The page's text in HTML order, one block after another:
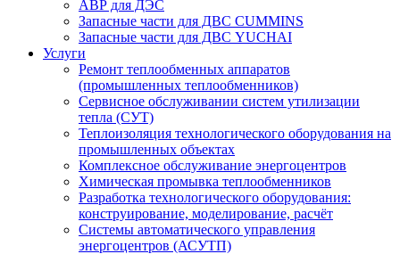
АВР для ДЭС
Запасные части для ДВС CUMMINS
Запасные части для ДВС YUCHAI
Услуги
Ремонт теплообменных аппаратов
(промышленных теплообменников)
Сервисное обслуживании систем утилизации
тепла (СУТ)
Теплоизоляция технологического оборудования на
промышленных объектах
Комплексное обслуживание энергоцентров
Химическая промывка теплообменников
Разработка технологического оборудования:
конструирование, моделирование, расчёт
Системы автоматического управления
энергоцентров (АСУТП)